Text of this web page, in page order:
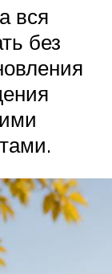
вся
без